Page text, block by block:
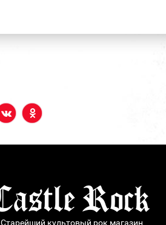
Старейший культовый рок магазин